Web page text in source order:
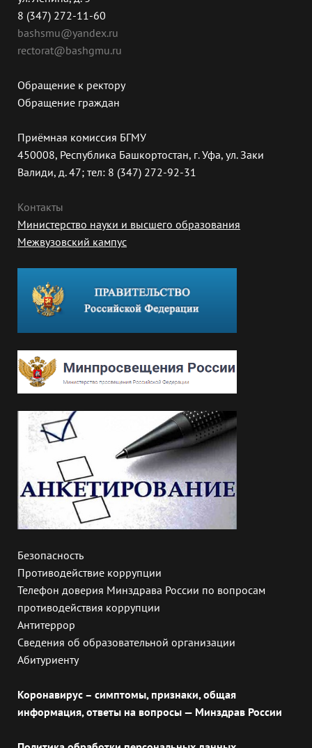
8 (347) 272-11-60
bashsmu@yandex.ru
rectorat@bashgmu.ru
Обращение к ректору
Обращение граждан
Приёмная комиссия БГМУ
450008, Республика Башкортостан, г. Уфа, ул. Заки
Валиди, д. 47; тел: 8 (347) 272-92-31
Контакты
Министерство науки и высшего образования
Межвузовский кампус
Безопасность
Противодействие коррупции
Телефон доверия Минздрава России по вопросам
противодействия коррупции
Антитеррор
Сведения об образовательной организации
Абитуриенту
Коронавирус – симптомы, признаки, общая
информация, ответы на вопросы — Минздрав России